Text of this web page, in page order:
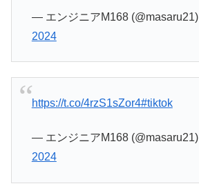
— エンジニアM168 (@masaru21)
2024
https://t.co/4rzS1sZor4#tiktok
— エンジニアM168 (@masaru21)
2024